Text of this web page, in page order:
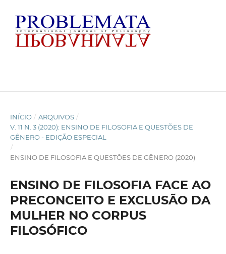
INÍCIO / ARQUIVOS /
V. 11 N. 3 (2020): ENSINO DE FILOSOFIA E QUESTÕES DE
GÊNERO - EDIÇÃO ESPECIAL
/
ENSINO DE FILOSOFIA E QUESTÕES DE GÊNERO (2020)
ENSINO DE FILOSOFIA FACE AO
PRECONCEITO E EXCLUSÃO DA
MULHER NO CORPUS
FILOSÓFICO